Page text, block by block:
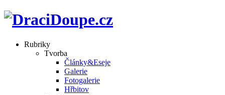
Rubriky
Tvorba
Články&Eseje
Galerie
Fotogalerie
Hřbitov